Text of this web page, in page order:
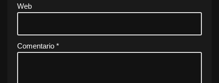
Web
Comentario *